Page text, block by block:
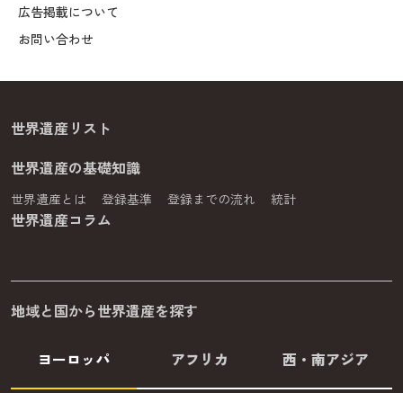
広告掲載について
お問い合わせ
世界遺産リスト
世界遺産の基礎知識
世界遺産とは 登録基準 登録までの流れ 統計
世界遺産コラム
地域と国から世界遺産を探す
ヨーロッパ アフリカ 西・南アジア